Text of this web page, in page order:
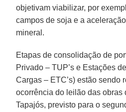
objetivam viabilizar, por
campos de soja e a
mineral.
Etapas de consolidação de
Privado – TUP’s e Estações
Cargas – ETC’s) estão sendo
ocorrência do leilão das obras
Tapajós, previsto para o